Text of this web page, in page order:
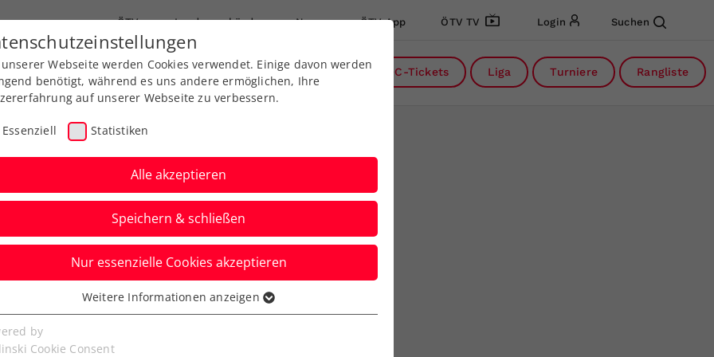
ÖTV Landesverbände News ÖTV App ÖTV TV Login Suchen
Ausbildung Services Über uns DC-Tickets Liga Turniere Rangliste
toppt größten
Titel
Webseite werden Cookies verwendet. Einige davon werden
benötigt, während es uns andere ermöglichen, Ihre
auf unserer Webseite zu verbessern.
Essenziell Statistiken
Alle akzeptieren
Speichern & schließen
Nur essenzielle Cookies akzeptieren
Cookies werden für grundlegende Funktionen der
benötigt. Dadurch ist gewährleistet, dass die Webseite
Weitere Informationen anzeigen
by
Cookie Consent